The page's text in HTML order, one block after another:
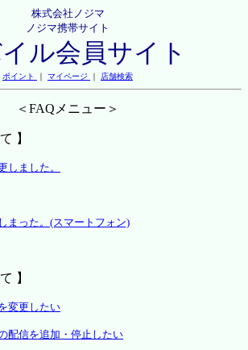
株式会社ノジマ
ノジマ携帯サイト
ル会員サイト
ポイント ｜ マイページ ｜ 店舗検索
＜FAQメニュー＞
】
しました。
まった。(スマートフォン)
】
変更したい
配信を追加・停止したい